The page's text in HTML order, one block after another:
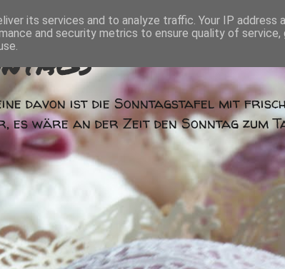
davon ist die Sonntagstafel mit
wäre an der Zeit den Sonntag zum
its services and to analyze traffic. Your IP address
and security metrics to ensure quality of service,